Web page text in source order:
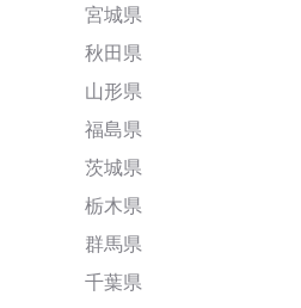
宮城県
秋田県
山形県
福島県
茨城県
栃木県
群馬県
千葉県